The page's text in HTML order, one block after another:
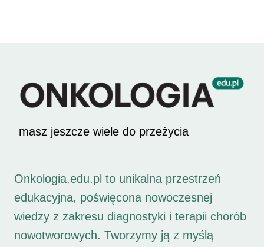
masz jeszcze wiele do przeżycia
Onkologia.edu.pl to unikalna przestrzeń
edukacyjna, poświęcona nowoczesnej
wiedzy z zakresu diagnostyki i terapii chorób
nowotworowych. Tworzymy ją z myślą